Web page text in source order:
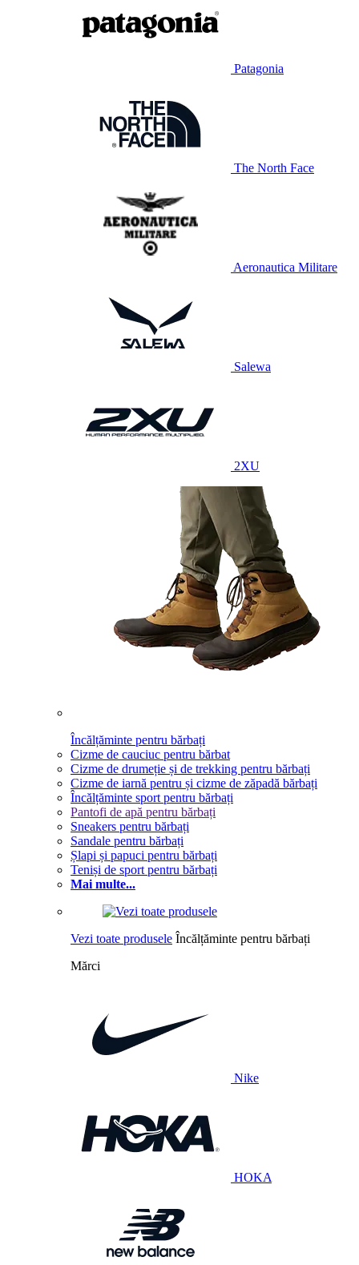
Patagonia
The North Face
Aeronautica Militare
Salewa
2XU
Încălțăminte pentru bărbați
Cizme de cauciuc pentru bărbat
Cizme de drumeție și de trekking pentru bărbați
Cizme de iarnă pentru și cizme de zăpadă bărbați
Încălțăminte sport pentru bărbați
Pantofi de apă pentru bărbați
Sneakers pentru bărbați
Sandale pentru bărbați
Șlapi și papuci pentru bărbați
Teniși de sport pentru bărbați
Mai multe...
Vezi toate produsele Încălțăminte pentru bărbați
Mărci
Nike
HOKA